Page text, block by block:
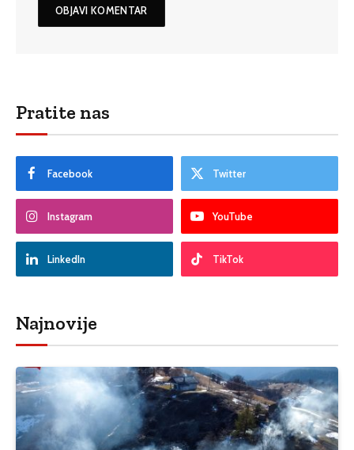
Pratite nas
Facebook Twitter
Instagram YouTube
LinkedIn TikTok
Najnovije